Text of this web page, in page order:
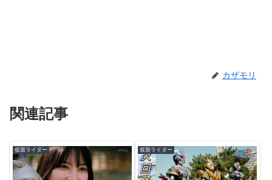
カザモリ
関連記事
仮面ライダー 仮面ライダー